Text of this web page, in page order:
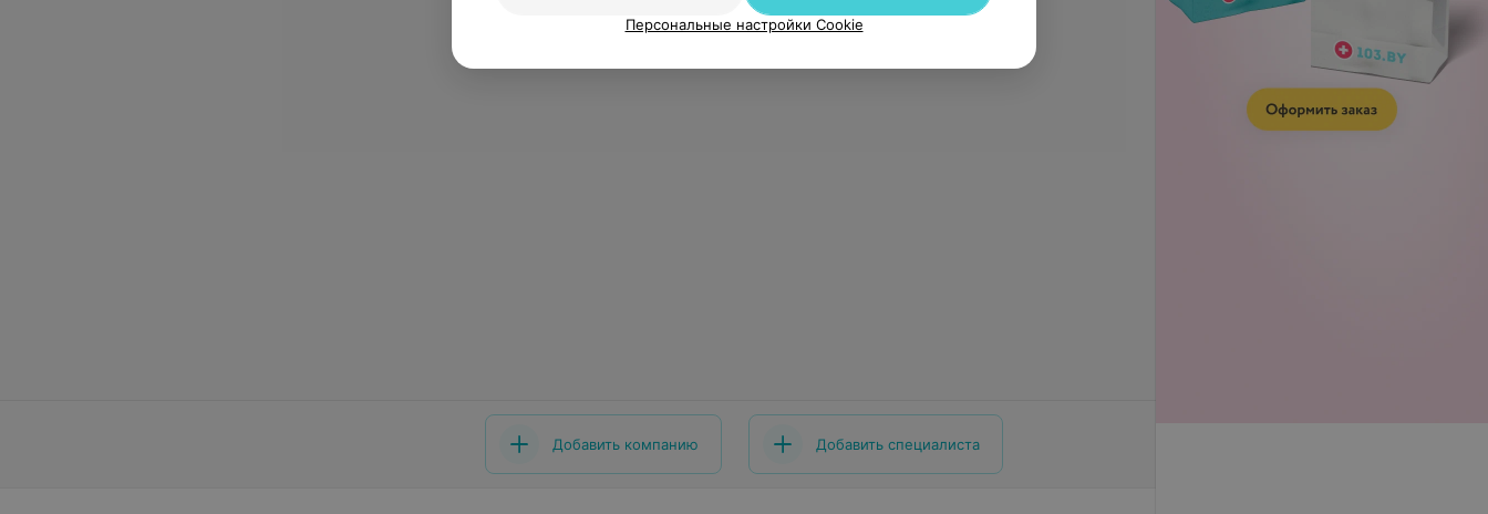
Добавить компанию Добавить специалиста
Персональные настройки Cookie